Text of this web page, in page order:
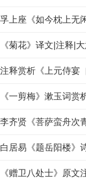
孚上座《如今枕上无
《菊花》译文|注释|
注释赏析《上元侍宴
《一剪梅》漱玉词赏
李齐贤《菩萨蛮舟次
白居易《题岳阳楼》
《赠卫八处士》原文